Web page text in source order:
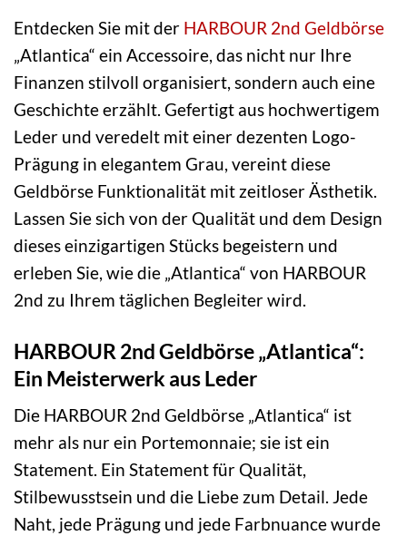
Entdecken Sie mit der HARBOUR 2nd Geldbörse
„Atlantica“ ein Accessoire, das nicht nur Ihre
Finanzen stilvoll organisiert, sondern auch eine
Geschichte erzählt. Gefertigt aus hochwertigem
Leder und veredelt mit einer dezenten Logo-
Prägung in elegantem Grau, vereint diese
Geldbörse Funktionalität mit zeitloser Ästhetik.
Lassen Sie sich von der Qualität und dem Design
dieses einzigartigen Stücks begeistern und
erleben Sie, wie die „Atlantica“ von HARBOUR
2nd zu Ihrem täglichen Begleiter wird.
HARBOUR 2nd Geldbörse „Atlantica“:
Ein Meisterwerk aus Leder
Die HARBOUR 2nd Geldbörse „Atlantica“ ist
mehr als nur ein Portemonnaie; sie ist ein
Statement. Ein Statement für Qualität,
Stilbewusstsein und die Liebe zum Detail. Jede
Naht, jede Prägung und jede Farbnuance wurde